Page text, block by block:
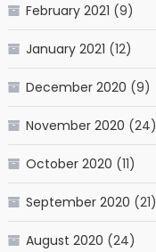
February 2021 (9)
January 2021 (12)
December 2020 (9)
November 2020 (24)
October 2020 (11)
September 2020 (21)
August 2020 (24)